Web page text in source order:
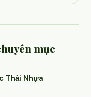
mục
Thải Nhựa